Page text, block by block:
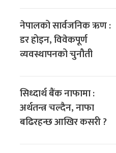
नेपालको सार्वजनिक ऋण :
डर होइन, विवेकपूर्ण
व्यवस्थापनको चुनौती
सिध्दार्थ बैंक नाफामा :
अर्थतन्त्र चल्दैन, नाफा
बढिरहन्छ आखिर कसरी ?